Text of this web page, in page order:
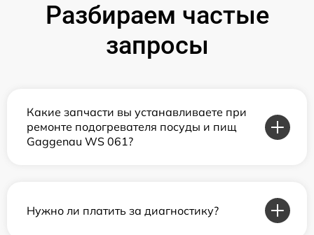
Разбираем частые
запросы
Какие запчасти вы устанавливаете при
ремонте подогревателя посуды и пищ
Gaggenau WS 061?
Нужно ли платить за диагностику?